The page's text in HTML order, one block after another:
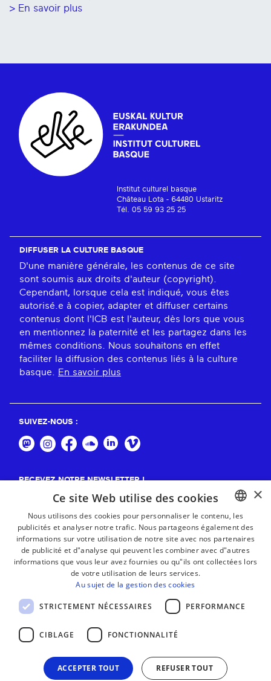
> En savoir plus
Institut culturel basque
Château Lota - 64480 Ustaritz
Tél. 05 59 93 25 25
DIFFUSER LA CULTURE BASQUE
D'une manière générale, les contenus de ce site
sont soumis aux droits d'auteur (copyright).
Cependant, lorsque cela est indiqué, vous êtes
autorisé.e à copier, adapter et diffuser certains
contenus dont l'ICB est l'auteur, dès lors que vous
en mentionnez la paternité et les partagez dans les
mêmes conditions. Nous souhaitons en effet
faciliter la diffusion des contenus liés à la culture
basque.
En savoir plus
SUIVEZ-NOUS :
RECEVEZ NOTRE NEWSLETTER !
BASQUE
FRENCH
×
Ce site Web utilise des cookies
Nous utilisons des cookies pour personnaliser le contenu, les
publicités et analyser notre trafic. Nous partageons également des
informations sur votre utilisation de notre site avec nos partenaires
de publicité et d"analyse qui peuvent les combiner avec d"autres
informations que vous leur avez fournies ou qu"ils ont collectées lors
de votre utilisation de leurs services.
Au sujet de la gestion des cookies
STRICTEMENT NÉCESSAIRES PERFORMANCE
CIBLAGE FONCTIONNALITÉ
ACCEPTER TOUT REFUSER TOUT